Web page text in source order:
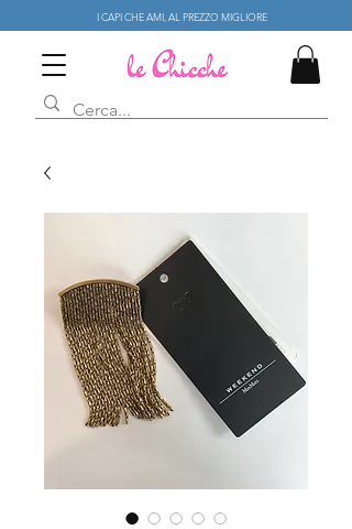
I CAPI CHE AMI, AL PREZZO MIGLIORE